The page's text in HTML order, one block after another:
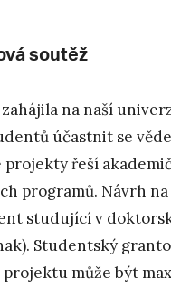
soutěž
na naší
účastnit se
řeší
programů. Návrh
studující v
Studentský
může být